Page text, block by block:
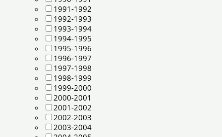
1991-1992
1992-1993
1993-1994
1994-1995
1995-1996
1996-1997
1997-1998
1998-1999
1999-2000
2000-2001
2001-2002
2002-2003
2003-2004